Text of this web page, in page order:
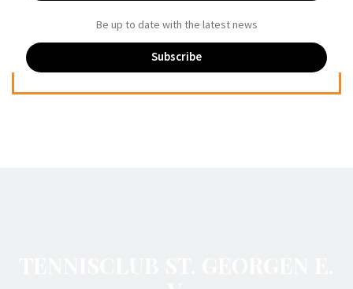
Be up to date with the latest news